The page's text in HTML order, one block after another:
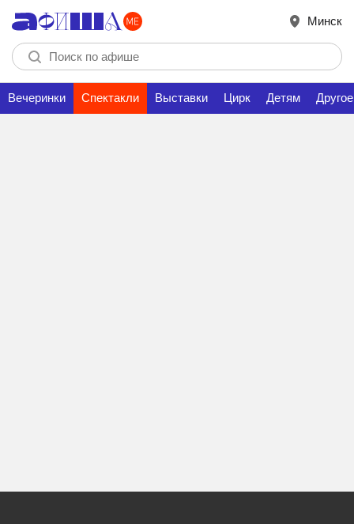
Минск
Вечеринки Спектакли Выставки Цирк Детям Другое